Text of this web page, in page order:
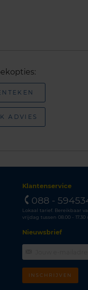
ADVIES
Klantenservice
088 -
Lokaal tarief. Bereikbaar
vrijdag tussen 08.00 - 17.30
Nieuwsbrief
INSCHRIJVEN